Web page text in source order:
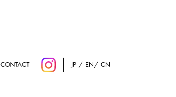
CONTACT JP EN CN